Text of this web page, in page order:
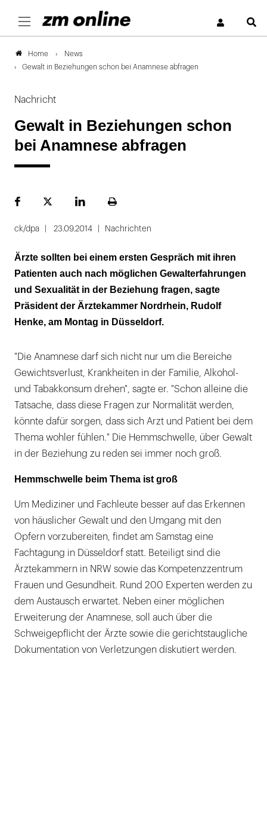
Home
News
Gewalt in Beziehungen schon bei Anamnese abfragen
Nachricht
Gewalt in Beziehungen schon
bei Anamnese abfragen
FacebookPlattformLinekdInSeite
ck/dpa 23.09.2014 Nachrichten
Ärzte sollten bei einem ersten Gespräch mit ihren
Patienten auch nach möglichen Gewalterfahrungen
und Sexualität in der Beziehung fragen, sagte
Präsident der Ärztekammer Nordrhein, Rudolf
Henke, am Montag in Düsseldorf.
"Die Anamnese darf sich nicht nur um die Bereiche
Gewichtsverlust, Krankheiten in der Familie, Alkohol-
und Tabakkonsum drehen", sagte er. "Schon alleine die
Tatsache, dass diese Fragen zur Normalität werden,
könnte dafür sorgen, dass sich Arzt und Patient bei dem
Thema wohler fühlen." Die Hemmschwelle, über Gewalt
in der Beziehung zu reden sei immer noch groß.
Hemmschwelle beim Thema ist groß
Um Mediziner und Fachleute besser auf das Erkennen
von häuslicher Gewalt und den Umgang mit den
Opfern vorzubereiten, findet am Samstag eine
Fachtagung in Düsseldorf statt. Beteiligt sind die
Ärztekammern in NRW sowie das Kompetenzzentrum
Frauen und Gesundheit. Rund 200 Experten werden zu
dem Austausch erwartet. Neben einer möglichen
Erweiterung der Anamnese, soll auch über die
Schweigepflicht der Ärzte sowie die gerichtstaugliche
Dokumentation von Verletzungen diskutiert werden.